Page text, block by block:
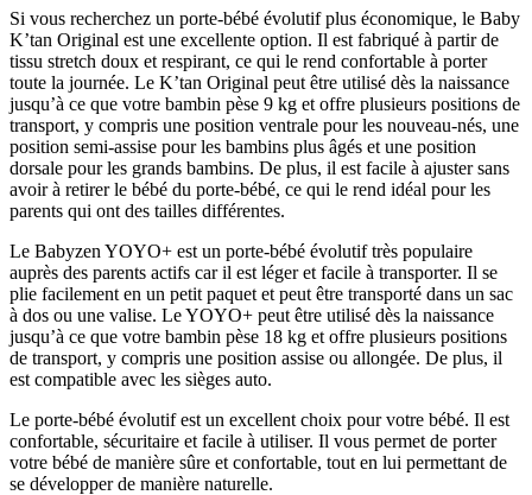
Si vous recherchez un porte-bébé évolutif plus économique, le Baby
K’tan Original est une excellente option. Il est fabriqué à partir de
tissu stretch doux et respirant, ce qui le rend confortable à porter
toute la journée. Le K’tan Original peut être utilisé dès la naissance
jusqu’à ce que votre bambin pèse 9 kg et offre plusieurs positions de
transport, y compris une position ventrale pour les nouveau-nés, une
position semi-assise pour les bambins plus âgés et une position
dorsale pour les grands bambins. De plus, il est facile à ajuster sans
avoir à retirer le bébé du porte-bébé, ce qui le rend idéal pour les
parents qui ont des tailles différentes.
Le Babyzen YOYO+ est un porte-bébé évolutif très populaire
auprès des parents actifs car il est léger et facile à transporter. Il se
plie facilement en un petit paquet et peut être transporté dans un sac
à dos ou une valise. Le YOYO+ peut être utilisé dès la naissance
jusqu’à ce que votre bambin pèse 18 kg et offre plusieurs positions
de transport, y compris une position assise ou allongée. De plus, il
est compatible avec les sièges auto.
Le porte-bébé évolutif est un excellent choix pour votre bébé. Il est
confortable, sécuritaire et facile à utiliser. Il vous permet de porter
votre bébé de manière sûre et confortable, tout en lui permettant de
se développer de manière naturelle.